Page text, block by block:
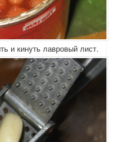
и кинуть лавровый лист.